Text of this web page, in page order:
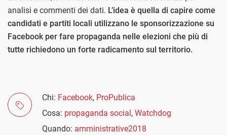
analisi e commenti dei dati. L’idea è quella di capire come
candidati e partiti locali utilizzano le sponsorizzazione su
Facebook per fare propaganda nelle elezioni che più di
tutte richiedono un forte radicamento sul territorio.
Chi: Facebook, ProPublica
Cosa: propaganda social, Watchdog
Quando: amministrative2018